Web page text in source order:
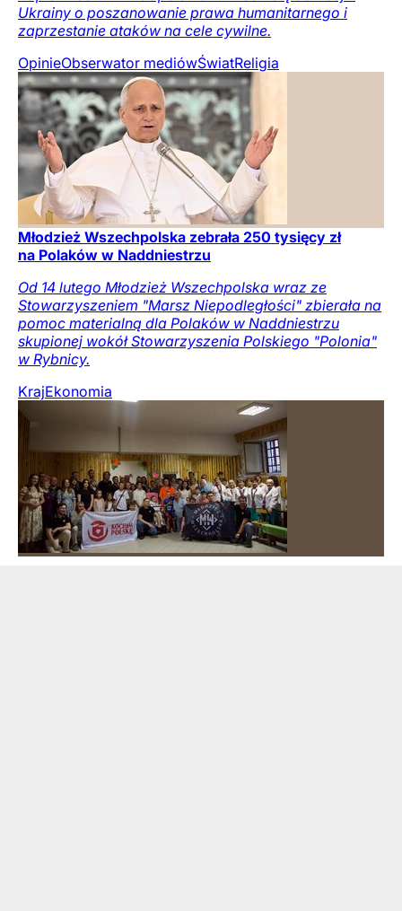
Ukrainy o poszanowanie prawa humanitarnego i
zaprzestanie ataków na cele cywilne.
OpinieObserwator mediówŚwiatReligia
Młodzież Wszechpolska zebrała 250 tysięcy zł
na Polaków w Naddniestrzu
Od 14 lutego Młodzież Wszechpolska wraz ze
Stowarzyszeniem "Marsz Niepodległości" zbierała na
pomoc materialną dla Polaków w Naddniestrzu
skupionej wokół Stowarzyszenia Polskiego "Polonia"
w Rybnicy.
KrajEkonomia